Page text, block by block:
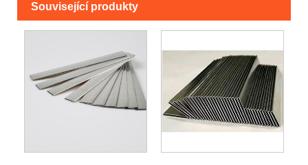
Související produkty